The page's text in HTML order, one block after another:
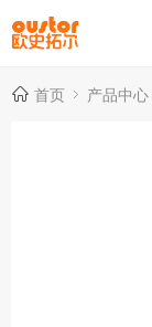
首页 产品中心